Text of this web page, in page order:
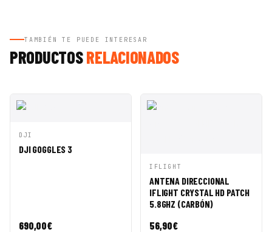
TAMBIÉN TE PUEDE INTERESAR
PRODUCTOSRELACIONADOS
VISTA
RÁPIDA
DJI
DJI GOGGLES 3
690,00€
VISTA
RÁPIDA
CESTA
IFLIGHT
ANTENA DIRECCIONAL
IFLIGHT CRYSTAL HD PATCH
5.8GHZ (CARBÓN)
56,90€